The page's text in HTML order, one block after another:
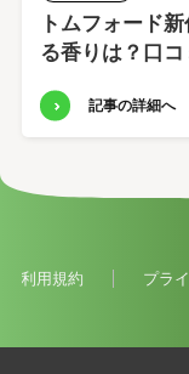
トムフォード
る香りは？口
記事の詳細へ
利用規約 プラ